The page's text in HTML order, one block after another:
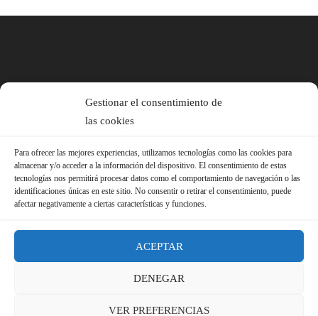
Gestionar el consentimiento de
las cookies
Para ofrecer las mejores experiencias, utilizamos tecnologías como las cookies para
almacenar y/o acceder a la información del dispositivo. El consentimiento de estas
tecnologías nos permitirá procesar datos como el comportamiento de navegación o las
identificaciones únicas en este sitio. No consentir o retirar el consentimiento, puede
afectar negativamente a ciertas características y funciones.
ACEPTAR
DENEGAR
VER PREFERENCIAS
Política de Cookies